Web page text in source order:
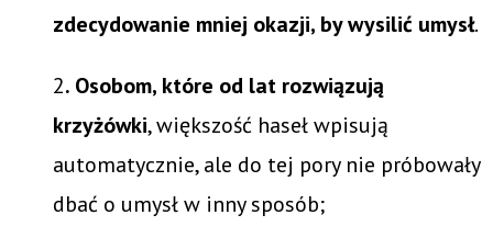
zdecydowanie mniej okazji, by wysilić umysł.
2. Osobom, które od lat rozwiązują
krzyżówki, większość haseł wpisują
automatycznie, ale do tej pory nie próbowały
dbać o umysł w inny sposób;